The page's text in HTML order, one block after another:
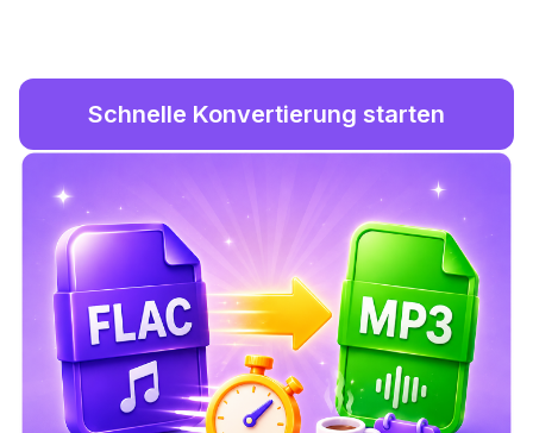
Schnelle Konvertierung starten